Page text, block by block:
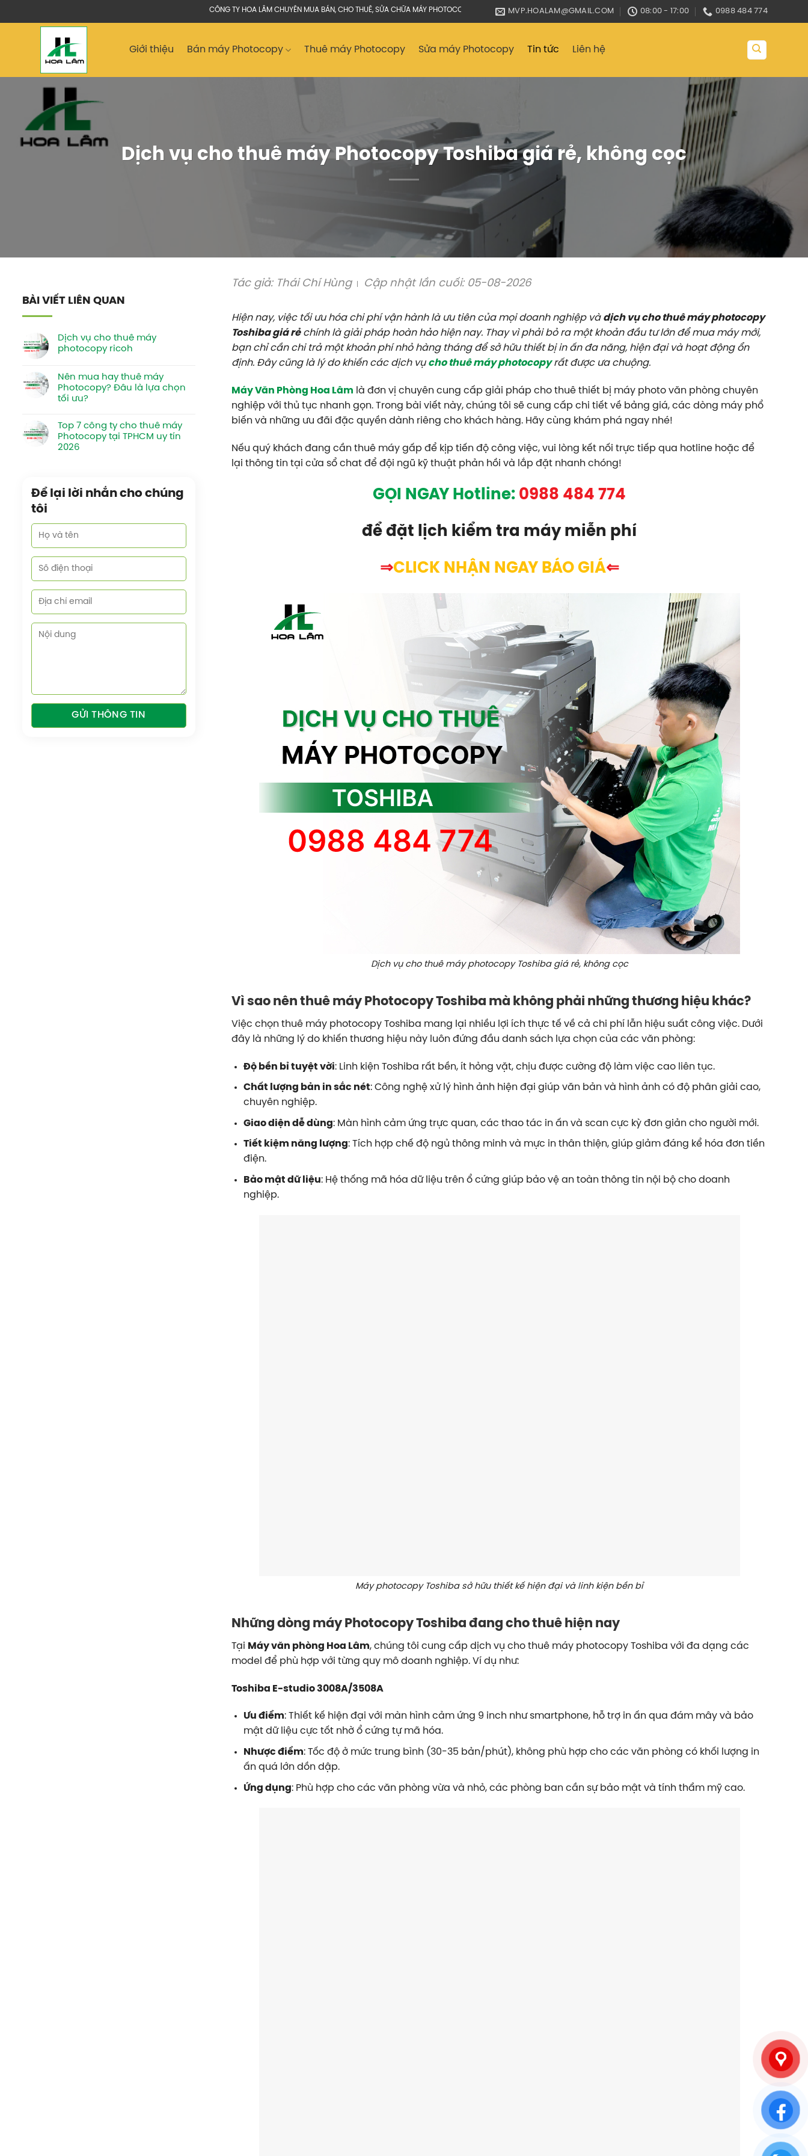
đến
CÔNG TY HOA LÂM CHUYÊN MUA BÁN, CHO THUÊ, SỬA CHỮA MÁY PHOTOCOPY, MÁY IN MVP.HOALAM@GMAIL.COM 08:00 - 17:00 0988 484 774
Giới thiệu Bán máy Photocopy Thuê máy Photocopy Sửa máy Photocopy Tin tức Liên hệ
Dịch vụ cho thuê máy Photocopy Toshiba giá rẻ, không cọc
BÀI VIẾT LIÊN QUAN
Dịch vụ cho thuê máy
photocopy ricoh
Nên mua hay thuê máy
Photocopy? Đâu là lựa chọn
tối ưu?
Top 7 công ty cho thuê máy
Photocopy tại TPHCM uy tín
2026
Để lại lời nhắn cho chúng
tôi
Tác giả: Thái Chí Hùng Cập nhật lần cuối: 05-08-2026
Hiện nay, việc tối ưu hóa chi phí vận hành là ưu tiên của mọi doanh nghiệp và dịch vụ cho thuê máy photocopy
Toshiba giá rẻchính là giải pháp hoàn hảo hiện nay. Thay vì phải bỏ ra một khoản đầu tư lớn để mua máy mới,
bạn chỉ cần chi trả một khoản phí nhỏ hàng tháng để sở hữu thiết bị in ấn đa năng, hiện đại và hoạt động ổn
định. Đây cũng là lý do khiến các dịch vụ cho thuê máy photocopyrất được ưa chuộng.
Máy Văn Phòng Hoa Lâm là đơn vị chuyên cung cấp giải pháp cho thuê thiết bị máy photo văn phòng chuyên
nghiệp với thủ tục nhanh gọn. Trong bài viết này, chúng tôi sẽ cung cấp chi tiết về bảng giá, các dòng máy phổ
biến và những ưu đãi đặc quyền dành riêng cho khách hàng. Hãy cùng khám phá ngay nhé!
Nếu quý khách đang cần thuê máy gấp để kịp tiến độ công việc, vui lòng kết nối trực tiếp qua hotline hoặc để
lại thông tin tại cửa sổ chat để đội ngũ kỹ thuật phản hồi và lắp đặt nhanh chóng!
GỌI NGAY Hotline: 0988 484 774
để đặt lịch kiểm tra máy miễn phí
⇒CLICK NHẬN NGAY BÁO GIÁ⇐
Dịch vụ cho thuê máy photocopy Toshiba giá rẻ, không cọc
Vì sao nên thuê máy Photocopy Toshiba mà không phải những thương hiệu khác?
Việc chọn thuê máy photocopy Toshiba mang lại nhiều lợi ích thực tế về cả chi phí lẫn hiệu suất công việc. Dưới
đây là những lý do khiến thương hiệu này luôn đứng đầu danh sách lựa chọn của các văn phòng:
Độ bền bỉ tuyệt vời: Linh kiện Toshiba rất bền, ít hỏng vặt, chịu được cường độ làm việc cao liên tục.
Chất lượng bản in sắc nét: Công nghệ xử lý hình ảnh hiện đại giúp văn bản và hình ảnh có độ phân giải cao,
chuyên nghiệp.
Giao diện dễ dùng: Màn hình cảm ứng trực quan, các thao tác in ấn và scan cực kỳ đơn giản cho người mới.
Tiết kiệm năng lượng: Tích hợp chế độ ngủ thông minh và mực in thân thiện, giúp giảm đáng kể hóa đơn tiền
điện.
Bảo mật dữ liệu: Hệ thống mã hóa dữ liệu trên ổ cứng giúp bảo vệ an toàn thông tin nội bộ cho doanh
nghiệp.
Máy photocopy Toshiba sở hữu thiết kế hiện đại và linh kiện bền bỉ
Những dòng máy Photocopy Toshiba đang cho thuê hiện nay
Tại Máy văn phòng Hoa Lâm, chúng tôi cung cấp dịch vụ cho thuê máy photocopy Toshiba với đa dạng các
model để phù hợp với từng quy mô doanh nghiệp. Ví dụ như:
Toshiba E-studio 3008A/3508A
Ưu điểm: Thiết kế hiện đại với màn hình cảm ứng 9 inch như smartphone, hỗ trợ in ấn qua đám mây và bảo
mật dữ liệu cực tốt nhờ ổ cứng tự mã hóa.
Nhược điểm: Tốc độ ở mức trung bình (30-35 bản/phút), không phù hợp cho các văn phòng có khối lượng in
ấn quá lớn dồn dập.
Ứng dụng: Phù hợp cho các văn phòng vừa và nhỏ, các phòng ban cần sự bảo mật và tính thẩm mỹ cao.